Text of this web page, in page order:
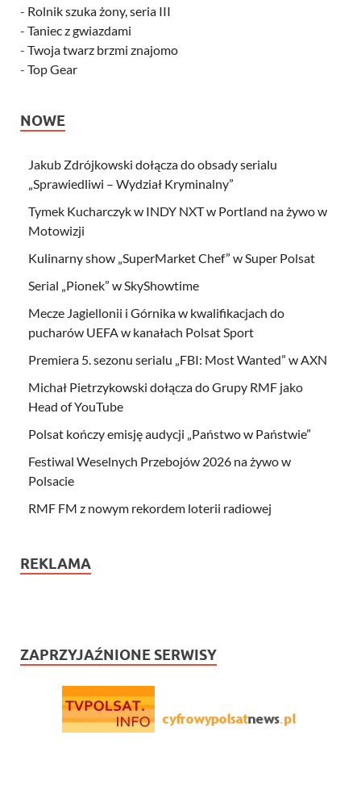
- Rolnik szuka żony, seria III
- Taniec z gwiazdami
- Twoja twarz brzmi znajomo
- Top Gear
NOWE
Jakub Zdrójkowski dołącza do obsady serialu
„Sprawiedliwi – Wydział Kryminalny”
Tymek Kucharczyk w INDY NXT w Portland na żywo w
Motowizji
Kulinarny show „SuperMarket Chef” w Super Polsat
Serial „Pionek” w SkyShowtime
Mecze Jagiellonii i Górnika w kwalifikacjach do
pucharów UEFA w kanałach Polsat Sport
Premiera 5. sezonu serialu „FBI: Most Wanted” w AXN
Michał Pietrzykowski dołącza do Grupy RMF jako
Head of YouTube
Polsat kończy emisję audycji „Państwo w Państwie”
Festiwal Weselnych Przebojów 2026 na żywo w
Polsacie
RMF FM z nowym rekordem loterii radiowej
REKLAMA
ZAPRZYJAŹNIONE SERWISY